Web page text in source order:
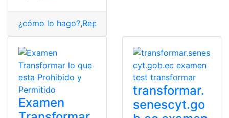
¿cómo lo hago?,Reprogramación
Examen
transformar.
senescyt.go